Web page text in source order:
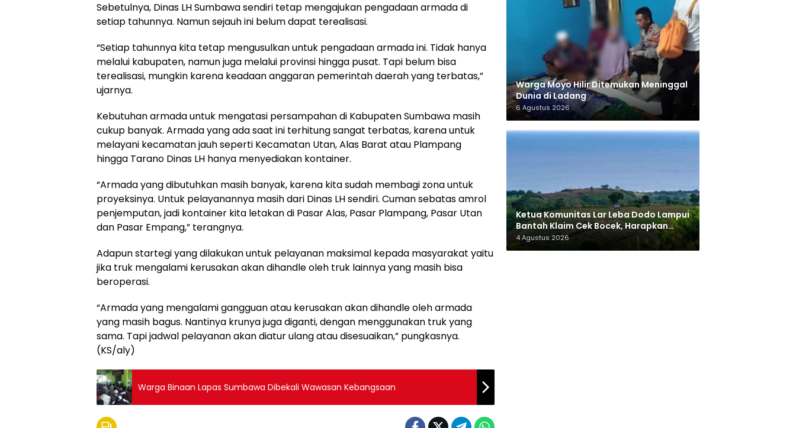
Sebetulnya, Dinas LH Sumbawa sendiri tetap mengajukan pengadaan armada di
setiap tahunnya. Namun sejauh ini belum dapat terealisasi.
“Setiap tahunnya kita tetap mengusulkan untuk pengadaan armada ini. Tidak hanya
melalui kabupaten, namun juga melalui provinsi hingga pusat. Tapi belum bisa
terealisasi, mungkin karena keadaan anggaran pemerintah daerah yang terbatas,”
ujarnya.
Kebutuhan armada untuk mengatasi persampahan di Kabupaten Sumbawa masih
cukup banyak. Armada yang ada saat ini terhitung sangat terbatas, karena untuk
melayani kecamatan jauh seperti Kecamatan Utan, Alas Barat atau Plampang
hingga Tarano Dinas LH hanya menyediakan kontainer.
“Armada yang dibutuhkan masih banyak, karena kita sudah membagi zona untuk
proyeksinya. Untuk pelayanannya masih dari Dinas LH sendiri. Cuman sebatas amrol
penjemputan, jadi kontainer kita letakan di Pasar Alas, Pasar Plampang, Pasar Utan
dan Pasar Empang,” terangnya.
Adapun startegi yang dilakukan untuk pelayanan maksimal kepada masyarakat yaitu
jika truk mengalami kerusakan akan dihandle oleh truk lainnya yang masih bisa
beroperasi.
“Armada yang mengalami gangguan atau kerusakan akan dihandle oleh armada
yang masih bagus. Nantinya krunya juga diganti, dengan menggunakan truk yang
sama. Tapi jadwal pelayanan akan diatur ulang atau disesuaikan,” pungkasnya.
(KS/aly)
Warga Binaan Lapas Sumbawa Dibekali Wawasan Kebangsaan
Warga Moyo Hilir Ditemukan Meninggal
Dunia di Ladang
6 Agustus 2026
Ketua Komunitas Lar Leba Dodo Lampui
Bantah Klaim Cek Bocek, Harapkan
AMMAN Beri Akses ke Makam Leluhur
4 Agustus 2026